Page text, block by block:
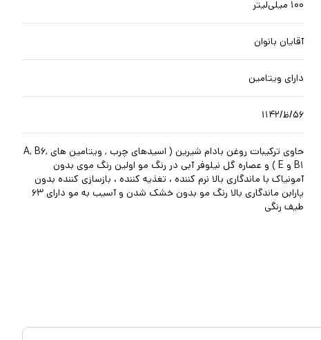
۱۰۰ میلی‌لیتر
آقایان بانوان
دارای ویتامین
۵۶/ظ/۱۱۴۲
حاوی ترکیبات روغن بادام شیرین ( اسیدهای چرب , ویتامین های A, B۶,
B۱ و E ) و عصاره گل نیلوفر آبی در رنگ مو اولین رنگ موی بدون
آمونیاک با ماندگاری بالا نرم کننده ، تغذیه کننده ، بازسازی کننده بدون
پارابن ماندگاری بالا رنگ مو بدون خشک شدن و آسیب به مو دارای ۶۳
طیف رنگی